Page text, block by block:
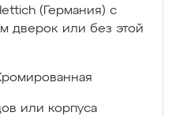
(Германия) с
дверок или без этой
или корпуса